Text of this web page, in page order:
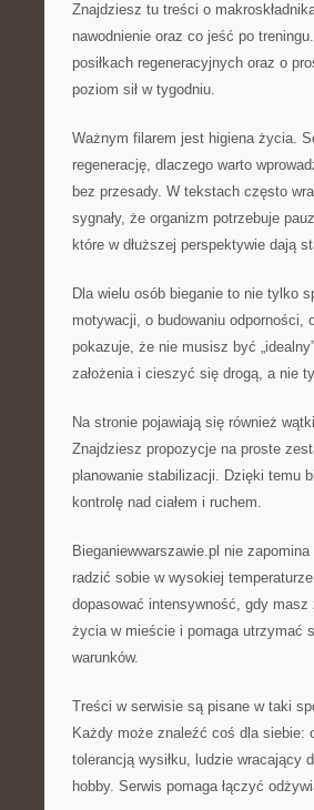
Znajdziesz tu treści o
nawodnienie oraz co jeść po
posiłkach regeneracyjnych oraz o
poziom sił w tygodniu.
Ważnym filarem jest higiena życia.
regenerację, dlaczego warto
bez przesady. W tekstach często
sygnały, że organizm potrzebuje
które w dłuższej perspektywie dają
Dla wielu osób bieganie to nie tylko
motywacji, o budowaniu odporności,
pokazuje, że nie musisz być
założenia i cieszyć się drogą, a nie
Na stronie pojawiają się również
Znajdziesz propozycje na proste
planowanie stabilizacji. Dzięki temu
kontrolę nad ciałem i ruchem.
Bieganiewwarszawie.pl nie
radzić sobie w wysokiej
dopasować intensywność, gdy
życia w mieście i pomaga utrzymać
warunków.
Treści w serwisie są pisane w taki
Każdy może znaleźć coś dla siebie:
tolerancją wysiłku, ludzie wracający
hobby. Serwis pomaga łączyć